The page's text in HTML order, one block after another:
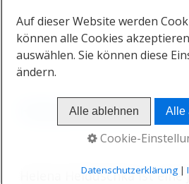
Helena Heiduschka
Helena Heiduschka ist eine
Auf dieser Website werden
können alle Cookies
auswählen. Sie können diese
ändern.
Alle ablehnen Alle
Cookie-
Datenschutzerklärung|